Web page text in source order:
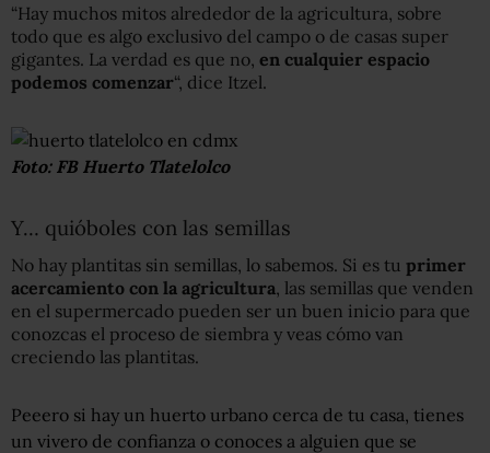
“Hay muchos mitos alrededor de la agricultura, sobre
todo que es algo exclusivo del campo o de casas super
gigantes. La verdad es que no, en cualquier espacio
podemos comenzar“, dice Itzel.
Foto: FB Huerto Tlatelolco
Y… quióboles con las semillas
No hay plantitas sin semillas, lo sabemos. Si es tu primer
acercamiento con la agricultura , las semillas que venden
en el supermercado pueden ser un buen inicio para que
conozcas el proceso de siembra y veas cómo van
creciendo las plantitas.
Peeero si hay un huerto urbano cerca de tu casa, tienes
un vivero de confianza o conoces a alguien que se